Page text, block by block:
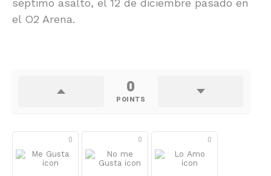
séptimo asalto, el 12 de diciembre pasado en
el O2 Arena.
0
POINTS
0 0 0